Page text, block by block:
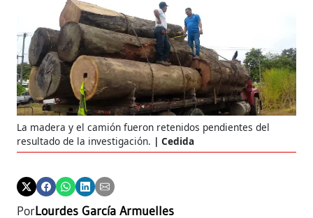
La madera y el camión fueron retenidos pendientes del
resultado de la investigación.
Cedida
PorLourdes García Armuelles